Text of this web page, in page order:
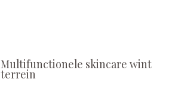
Multifunctionele skincare wint
terrein